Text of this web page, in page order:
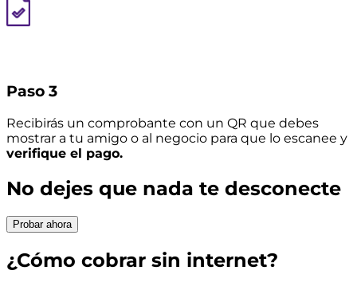
Paso 3
Recibirás un comprobante con un QR que debes
mostrar a tu amigo o al negocio para que lo escanee y
verifique el pago.
No dejes que nada te desconecte
Probar ahora
¿Cómo cobrar sin internet?